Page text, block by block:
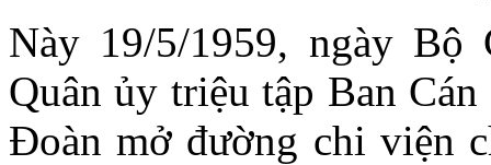
Này 19/5/1959, ngày
Quân ủy triệu tập Ban
Đoàn mở đường chi viện